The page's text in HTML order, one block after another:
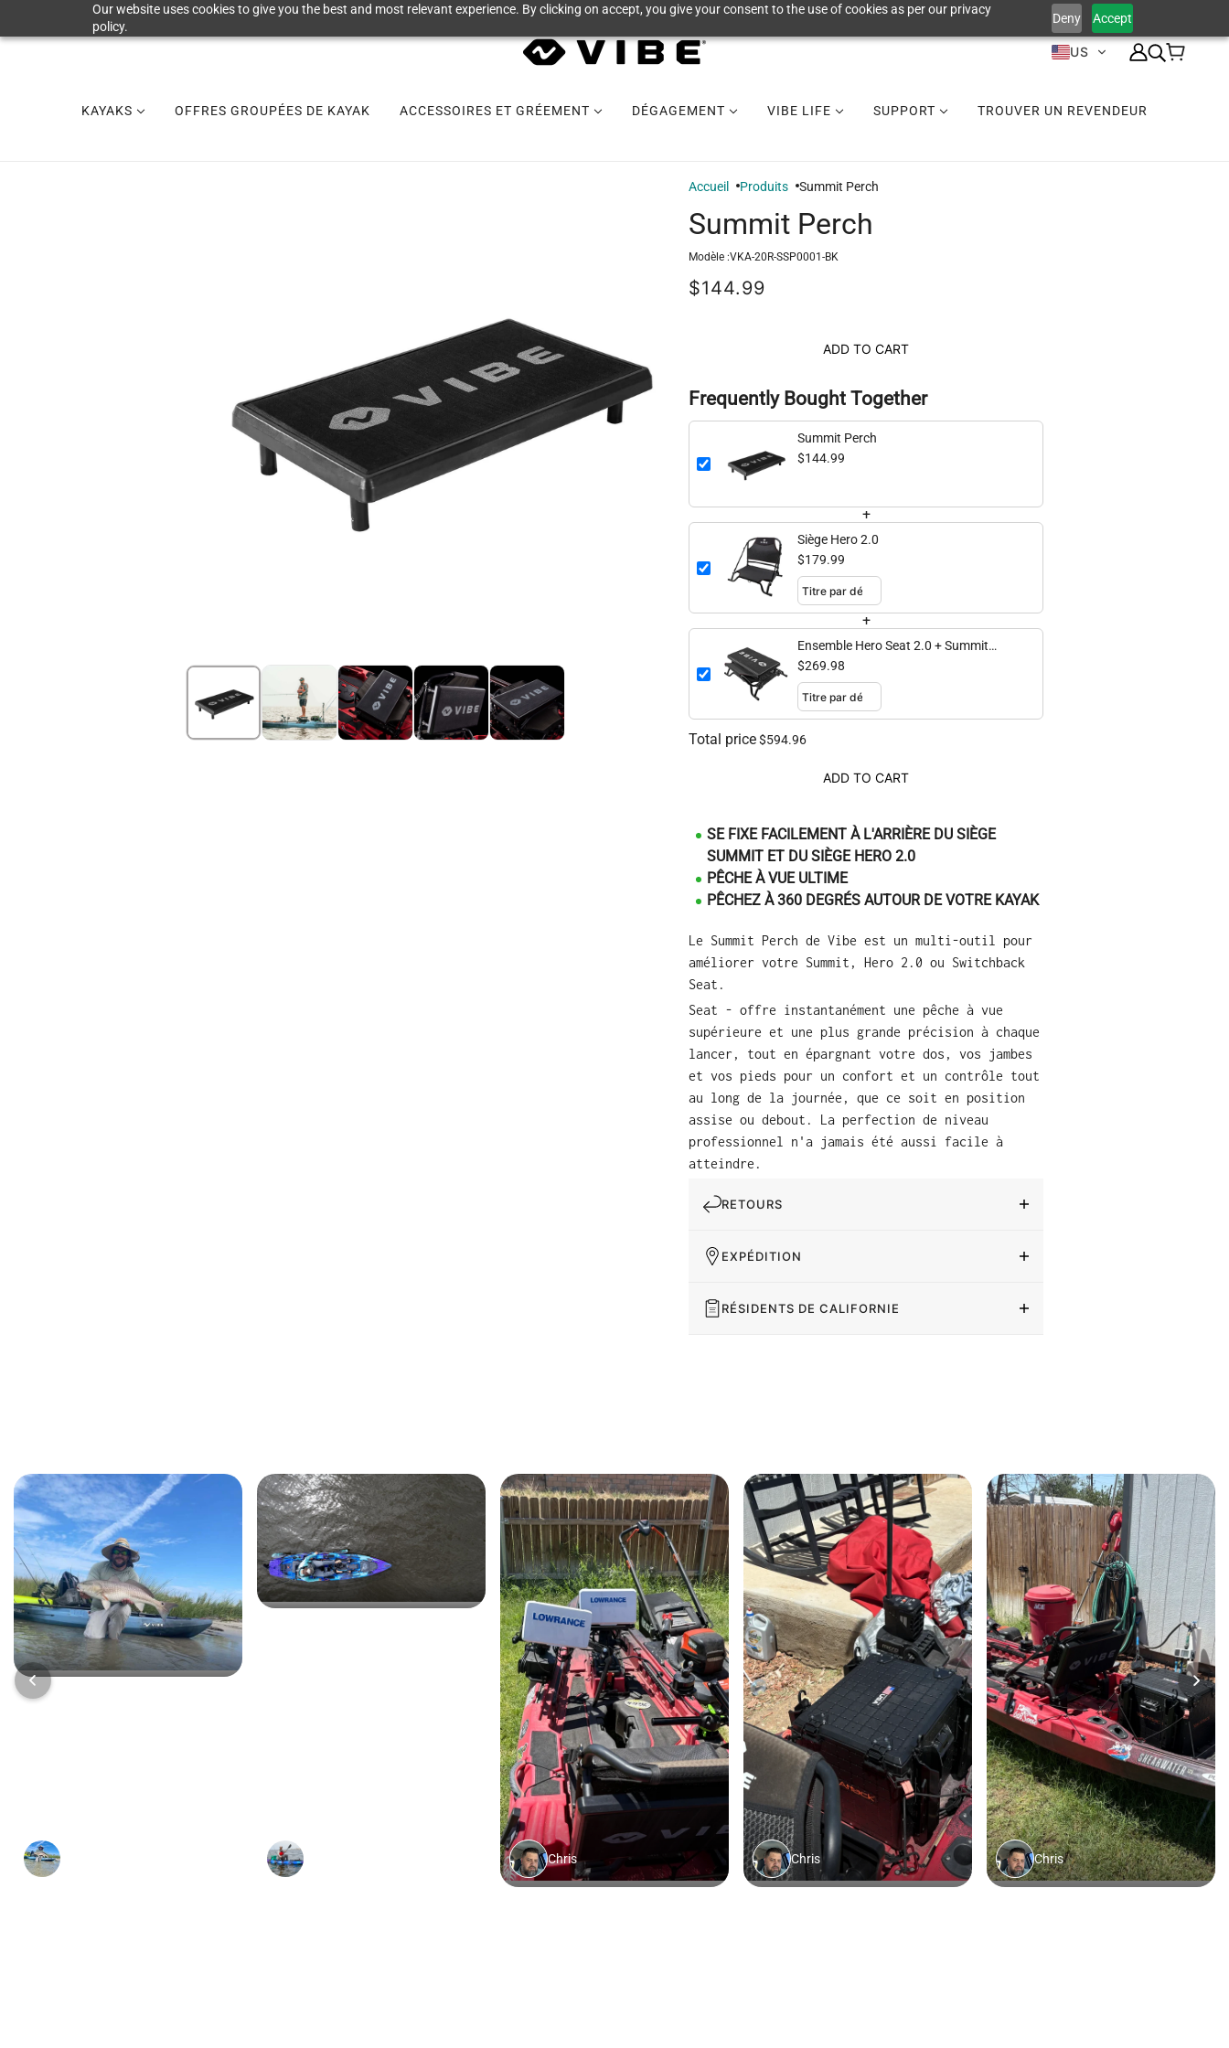
Our website uses cookies to give you the best and most relevant experience. By clicking on accept, you give your consent to the use of cookies as per our privacy
policy.
Deny Accept
US
KAYAKS OFFRES GROUPÉES DE KAYAK ACCESSOIRES ET GRÉEMENT DÉGAGEMENT VIBE LIFE SUPPORT TROUVER UN REVENDEUR
Accueil Produits Summit Perch
Summit Perch
Modèle :VKA-20R-SSP0001-BK
$144.99
ADD TO CART
Frequently Bought Together
Summit Perch
$144.99
+
Siège Hero 2.0
$179.99
+
Ensemble Hero Seat 2.0 + Summit
Perch
$269.98
Total price$594.96
ADD TO CART
SE FIXE FACILEMENT À L'ARRIÈRE DU SIÈGE
SUMMIT ET DU SIÈGE HERO 2.0
PÊCHE À VUE ULTIME
PÊCHEZ À 360 DEGRÉS AUTOUR DE VOTRE KAYAK
Le Summit Perch de Vibe est un multi-outil pour
améliorer votre Summit, Hero 2.0 ou Switchback
Seat.
Seat - offre instantanément une pêche à vue
supérieure et une plus grande précision à chaque
lancer, tout en épargnant votre dos, vos jambes
et vos pieds pour un confort et un contrôle tout
au long de la journée, que ce soit en position
assise ou debout. La perfection de niveau
professionnel n'a jamais été aussi facile à
atteindre.
RETOURS
EXPÉDITION
RÉSIDENTS DE CALIFORNIE